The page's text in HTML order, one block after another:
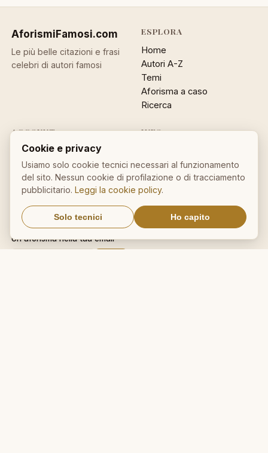
AforismiFamosi.com
Le più belle citazioni e frasi
celebri di autori famosi
ESPLORA
Home
Autori A-Z
Temi
Aforisma a caso
Ricerca
ACCOUNT
Accedi
Registrati
Password dimenticata
INFO
Privacy
Cookie policy
Sitemap
NEWSLETTER
Un aforisma nella tua email
Cookie e privacy
Usiamo solo cookie tecnici necessari al funzionamento
del sito. Nessun cookie di profilazione o di tracciamento
pubblicitario.Leggi la cookie policy.
Solo tecnici Ho capito